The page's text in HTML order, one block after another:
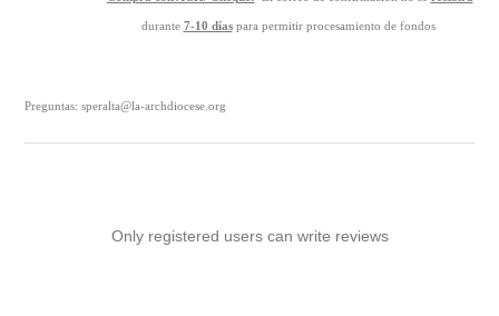
durante 7-10 díaspara permitir procesamiento de fondos
Preguntas: speralta@la-archdiocese.org
Only registered users can write reviews